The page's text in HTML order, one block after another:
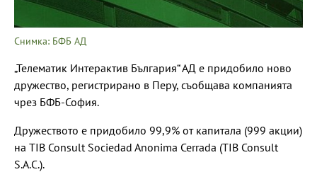
Снимка: БФБ АД
„Телематик Интерактив България“ АД е придобило ново
дружество, регистрирано в Перу, съобщава компанията
чрез БФБ-София.
Дружеството е придобило 99,9% от капитала (999 акции)
на TIB Consult Sociedad Anonima Cerrada (TIB Consult
S.A.C.).